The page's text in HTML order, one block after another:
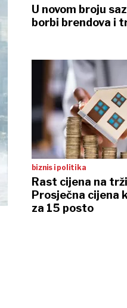
U novom broju
borbi brendova i
biznis i politika
Rast cijena na
Prosječna cijena
za 15 posto